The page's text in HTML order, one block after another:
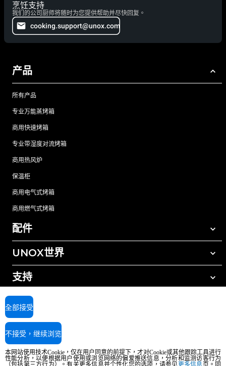
烹饪支持
我们的公司厨师将随时为您提供帮助并尽快回复。
cooking.support@unox.com
产品
所有产品
专业万能蒸烤箱
商用快速烤箱
专业带湿度对流烤箱
商用热风炉
保温柜
商用电气式烤箱
商用燃气式烤箱
配件
所有配件
手动清洗清洁剂
树脂过滤水处理
反渗透水处理
UNOX世界
我们在全球的办事处
支持
UNOX质保
查找经销商
查找服务中心
版权所有2026 UNOX SpA保留所有权利。Reg.Imp.Padova n°04230750285 -
REA Padova 372835 - Cap.Soc.5.000.000€iv - 增值税/税号04230750285 - IT
AI Content Disclaimer
本网站使用技术Cookie，仅在用户同意的前提下，才对Cookie或其他跟踪工具进行
性能分析，以便根据用户使用或浏览网络的偏爱推送信息，分析和监测访客行为
（包括第三方行为）。有关更多信息并个性化您的选项，请参见更多信息 页。同
全部接受
不接受，继续浏览